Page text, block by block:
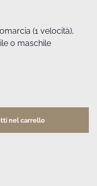
(1 velocità),
o maschile